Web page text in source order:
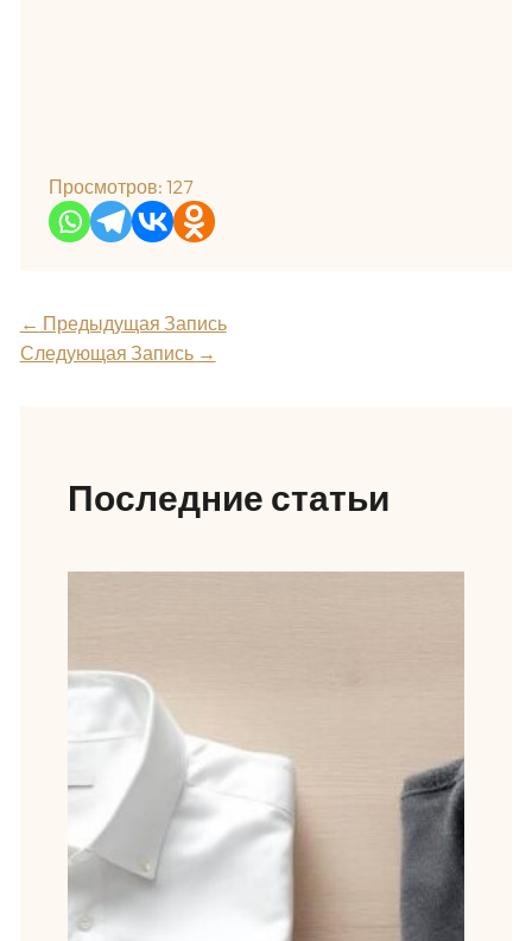
Просмотров: 127
← Предыдущая Запись
Следующая Запись →
Последние статьи